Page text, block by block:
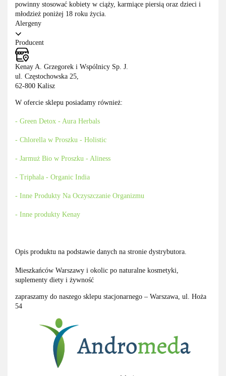
powinny stosować kobiety w ciąży, karmiące piersią oraz dzieci i
młodzież poniżej 18 roku życia.
Alergeny
Producent
Kenay A. Grzegorek i Wspólnicy Sp. J.
ul. Częstochowska 25,
62-800 Kalisz
W ofercie sklepu posiadamy również:
- Green Detox - Aura Herbals
- Chlorella w Proszku - Holistic
- Jarmuż Bio w Proszku - Aliness
- Triphala - Organic India
- Inne Produkty Na Oczyszczanie Organizmu
- Inne produkty Kenay
Opis produktu na podstawie danych na stronie dystrybutora.
Mieszkańców Warszawy i okolic po naturalne kosmetyki,
suplementy diety i żywność
zapraszamy do naszego sklepu stacjonarnego – Warszawa, ul. Hoża
54